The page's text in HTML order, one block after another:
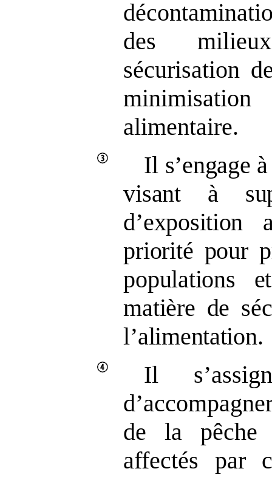
des
sécurisation
alimentaire.
Il s’engage
visant à
d’exposition
priorité pour
populations
matière de
l’alimentation.
Il
de la pêche
affectés par